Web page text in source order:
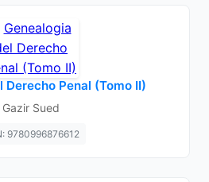
Derecho Penal (Tomo II)
Gazir Sued
9780996876612